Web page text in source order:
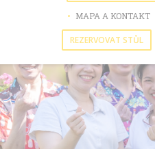
MAPA A KONTAKT
REZERVOVAT STŮL